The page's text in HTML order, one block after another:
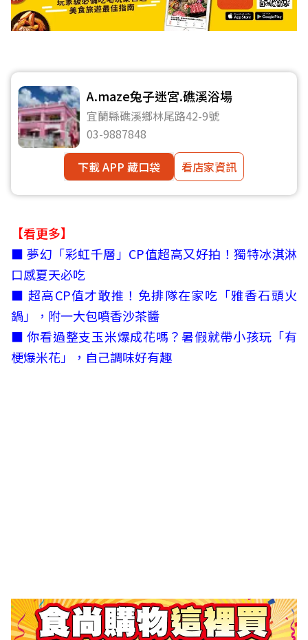
A.maze兔子迷宮.礁溪浴場
宜蘭縣礁溪鄉林尾路42-9號
03-9887848
下載 APP 藏口袋
看店家資訊
【看更多】
■ 夢幻「彩虹千層」CP值超高又好拍！獨特冰淇淋
口感夏天必吃
■ 超高CP值才敢推！免排隊在家吃「雅香石頭火
鍋」，附一大包噴香沙茶醬
■你看過整支玉米爆成花嗎？暑假就帶小孩玩「有
梗爆米花」，自己調味好有趣